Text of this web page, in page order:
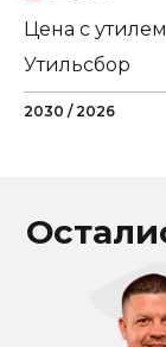
Цена с утилем
Утильсбор
2030 / 2026